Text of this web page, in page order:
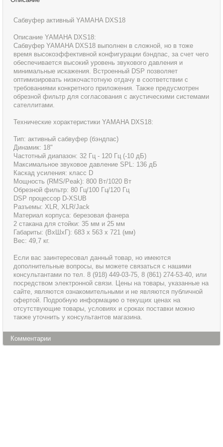
Сабвуфер активный YAMAHA DXS18
Описание YAMAHA DXS18:
Сабвуфер YAMAHA DXS18 выполнен в сложной, но в тоже
время высокоэффективной конфигурации бэндпас, за счет чего
обеспечивается высокий уровень звукового давления и
минимальные искажения. Встроенный DSP позволяет
оптимизировать низкочастотную отдачу в соответствии с
требованиями конкретного приложения. Также предусмотрен
обрезной фильтр для согласования с акустическими системами
сателлитами.
Технические хорактеристики YAMAHA DXS18:
Тип: активный сабвуфер (бэндпас)
Динамик: 18"
Частотный диапазон: 32 Гц - 120 Гц (-10 дБ)
Максимальное звуковое давление SPL: 136 дБ
Каскад усиления: класс D
Мощность (RMS/Peak): 800 Вт/1020 Вт
Обрезной фильтр: 80 Гц/100 Гц/120 Гц
DSP процессор D-XSUB
Разъемы: XLR, XLR/Jack
Материал корпуса: березовая фанера
2 cтакана для стойки: 35 мм и 25 мм
Габариты: (ВxШxГ): 683 x 563 x 721 (мм)
Вес: 49,7 кг.
Если вас заинтересовал данный товар, но имеются
дополнительные вопросы, вы можете связаться с нашими
консультантами по тел. 8 (918) 449-03-75, 8 (861) 274-53-40, или
посредством электронной связи. Цены на товары, указанные на
сайте, являются ознакомительными и не являются публичной
офертой. Подробную информацию о текущих ценах на
отсутствующие товары, условиях и сроках поставки можно
также уточнить у консультантов магазина.
Комментарии